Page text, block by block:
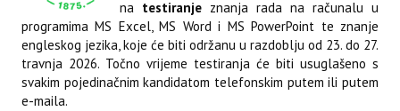
na testiranje znanja rada na računalu u
programima MS Excel, MS Word i MS PowerPoint te znanje
engleskog jezika, koje će biti održanu u razdoblju od 23. do 27.
travnja 2026. Točno vrijeme testiranja će biti usuglašeno s
svakim pojedinačnim kandidatom telefonskim putem ili putem
e-maila.